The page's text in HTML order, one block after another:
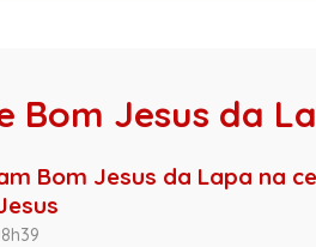
Bom Jesus da
Bom Jesus da Lapa na